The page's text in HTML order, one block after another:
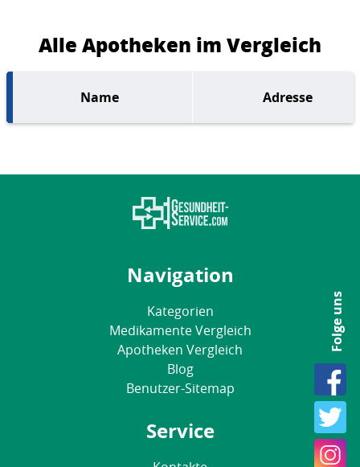
Alle Apotheken im Vergleich
Name Adresse
Navigation
Kategorien
Medikamente Vergleich
Apotheken Vergleich
Blog
Benutzer-Sitemap
Service
Folge uns